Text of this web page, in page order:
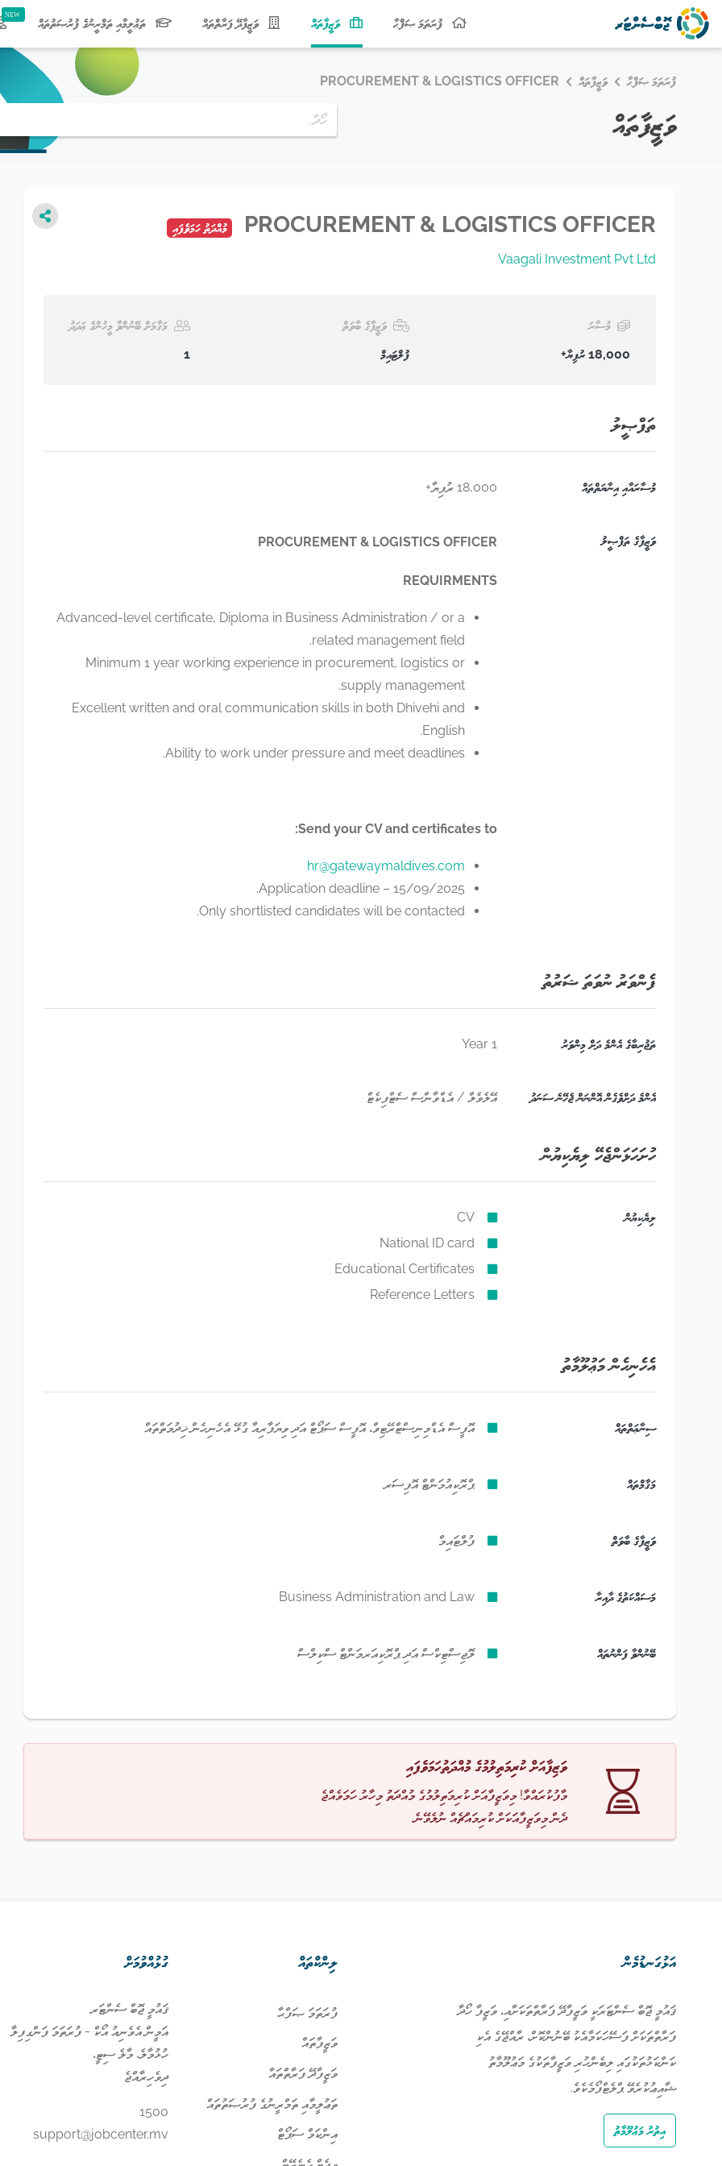
ފުރަތަމަ ޞަފްޙާ ވަޒީފާތައް
(current) ވަޒީފާދޭ ފަރާތްތައް ތަޢުލީމާއި ތަމްރީނުގެ ފުރުޞަތުތައް
ފުރަތަމަ ޞަފްޙާ ވަޒީފާތައް PROCUREMENT & LOGISTICS OFFICER
ވަޒީފާތައް
PROCUREMENT & LOGISTICS OFFICER މުއްދަތު ހަމަވެފައި
Vaagali Investment Pvt Ltd
މުސާރަ
18,000 ރުފިޔާ+
ވަޒީފާގެ ބާވަތް
ފުލްޓައިމް
މަޤާމަށް ބޭނުންވާ މީހުންގެ ޢަދަދު
1
ތަފްޞީލު
މުސާރައާއި އިނާޔަތްތައް 18,000 ރުފިޔާ+
ވަޒީފާގެ ތަފްޞީލު PROCUREMENT & LOGISTICS OFFICER
REQUIRMENTS
Advanced-level certificate, Diploma in Business Administration / or a
related management field.
Minimum 1 year working experience in procurement, logistics or
supply management.
Excellent written and oral communication skills in both Dhivehi and
English.
Ability to work under pressure and meet deadlines.
Send your CV and certificates to:
hr@gatewaymaldives.com
Application deadline – 15/09/2025.
Only shortlisted candidates will be contacted.
ފެންވަރު ނުވަތަ ޝަރުތު
ތަޖުރިބާގެ އެންމެ ދަށް މިންވަރު 1 Year
އެންމެ ދަށްވެގެން އޮންނަން ޖެހޭނެ ސަނަދު އޭލެވެލް / އެޑްވާންސް ސެޓްފިކެޓް
ހުށަހަޅަންޖެހޭ ލިޔެކިޔުން
ލިޔެކިޔުން
CV
National ID card
Educational Certificates
Reference Letters
އެހެނިހެން މަޢުލޫމާތު
ސިނާޢަތްތައް އޮފީސް އެޑްމިނިސްޓްރޭޓިވް، އޮފީސް ސަޕޯޓް އަދި ވިޔަފާރިއާ ގުޅޭ އެހެނިހެން ޚިދުމަތްތައް
މަޤާމްތައް ޕްރޮކިއުމަންޓް އޮފިސަރ
ވަޒީފާގެ ބާވަތް ފުލްޓައިމް
މަސައްކަތުގެ ދާއިރާ Business Administration and Law
ބޭނުންވާ ފަންނުތައް ލޮޖިސްޓިކްސް އަދި ޕްރޮކިއަރމަންޓް ސްކިލްސް
ވަޒިފާއަށް ކުރިމަތިލުމުގެ މުއްދަތުހަމަވެފައި
މާފުކުރައްވާ! މިވަޒީފާއަށް ކުރިމަތިލުމުގެ މުއްދަތު މިހާރު ހަމަވެއްޖެ
ދެން މިވަޒީފާއަކަށް ކުރިމައްޗެއް ނުލެވޭނެ.
އަޅުގަނޑުމެން
ޤައުމީ ޖޮބް ސެންޓަރަކީ ވަޒީފާދޭ ފަރާތްތަކަށާއި، ވަޒީފާ ހޯދާ
ފަރާތްތަކަށް ފަސޭހަކަމާއެކު ބޭނުންކޮށް، ރާއްޖޭގެ އެކި
ކަންކަޅުތަކުގައި ލިބެންހުރި ވަޒީފާތަކުގެ މަޢުލޫމާތު
ޝާއިޢުކުރެވޭ ޕްލެޓްފޯމެކެވެ.
އިތުރު މަޢުލޫމާތު
ލިންކްތައް
ފުރަތަމަ ޞަފްޙާ
ވަޒީފާތައް
ވަޒީފާދޭ ފަރާތްތައް
ތަޢުލީމާއި ތަމްރީނުގެ ފުރުޞަތުތައް
އިންކަމް ސަޕޯޓް
ގުޅުއްވުމަށް
ޤައުމީ ޖޮބް ސެންޓަރ
އަމީން އެވެނިއު އޯކް - ފުރަތަމަ ފަންގިފިލާ
ހުޅުމާލެ، މާލެ ސިޓީ،
ދިވެހިރާއްޖެ
1500
support@jobcenter.mv